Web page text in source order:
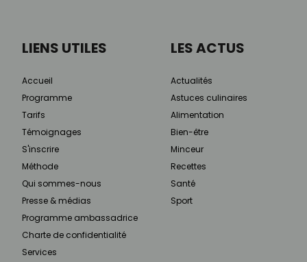
LIENS UTILES
Accueil
Programme
Tarifs
Témoignages
S'inscrire
Méthode
Qui sommes-nous
Presse & médias
Programme ambassadrice
Charte de confidentialité
Services
LES ACTUS
Actualités
Astuces culinaires
Alimentation
Bien-être
Minceur
Recettes
Santé
Sport